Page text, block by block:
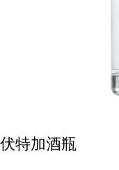
伏特加酒瓶